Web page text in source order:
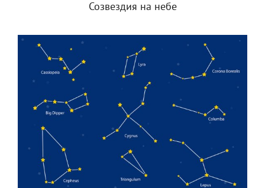
Созвездия на небе